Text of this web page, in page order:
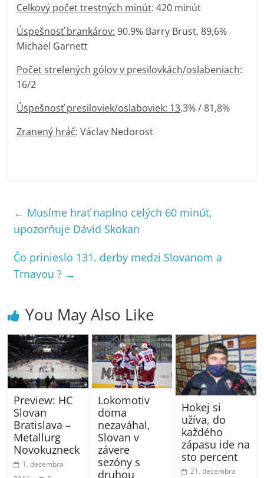
Celkový počet trestných minút: 420 minút
Úspešnosť brankárov: 90.9% Barry Brust, 89,6%
Michael Garnett
Počet strelených gólov v presilovkách/oslabeniach:
16/2
Úspešnosť presiloviek/oslaboviek: 13.3% / 81,8%
Zranený hráč: Václav Nedorost
← Musíme hrať naplno celých 60 minút,
upozorňuje Dávid Skokan
Čo prinieslo 131. derby medzi Slovanom a
Trnavou ? →
You May Also Like
Preview: HC
Slovan
Bratislava –
Metallurg
Novokuzneck
1. decembra
Lokomotiv
doma
nezaváhal,
Slovan v
závere
sezóny s
druhou
Hokej si
užíva, do
každého
zápasu ide na
sto percent
21. decembra